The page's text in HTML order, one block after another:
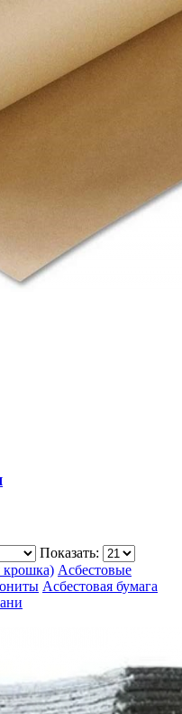
Показать:
крошка) Асбестовые
Асбестовая бумага